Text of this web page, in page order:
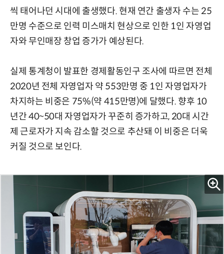
씩 태어나던 시대에 출생했다. 현재 연간 출생자 수는 25
만명 수준으로 인력 미스매치 현상으로 인한 1인 자영업
자와 무인매장 창업 증가가 예상된다.
실제 통계청이 발표한 경제활동인구 조사에 따르면 전체
2020년 전체 자영업자 약 553만명 중 1인 자영업자가
차지하는 비중은 75%(약 415만명)에 달했다. 향후 10
년간 40~50대 자영업자가 꾸준히 증가하고, 20대 시간
제 근로자가 지속 감소할 것으로 추산돼 이 비중은 더욱
커질 것으로 보인다.